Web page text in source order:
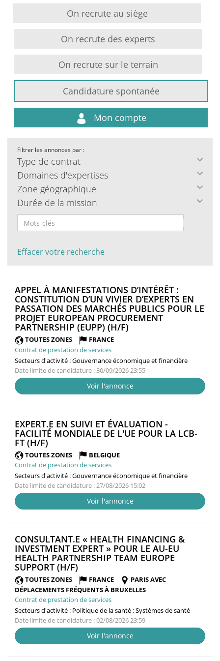
On recrute au siège
On recrute des experts
On recrute sur le terrain
Candidature spontanée
Mon compte
Filtrer les annonces par :
Type de contrat
Domaines d'expertises
Zone géographique
Durée de la mission
Effacer votre recherche
APPEL À MANIFESTATIONS D’INTÉRÊT :
CONSTITUTION D’UN VIVIER D’EXPERTS EN
PASSATION DES MARCHÉS PUBLICS POUR LE
PROJET EUROPEAN PROCUREMENT
PARTNERSHIP (EUPP) (H/F)
TOUTES ZONES
FRANCE
Contrat de prestation de services
Secteurs d'activité :Gouvernance économique et financière
Date limite de candidature : 30/09/2026 23:55
Voir l'annonce
EXPERT.E EN SUIVI ET ÉVALUATION -
FACILITÉ MONDIALE DE L'UE POUR LA LCB-
FT (H/F)
FENÊTRE)
TOUTES ZONES
BELGIQUE
Contrat de prestation de services
Secteurs d'activité :Gouvernance économique et financière
Date limite de candidature : 27/08/2026 15:02
Voir l'annonce
CONSULTANT.E « HEALTH FINANCING &
INVESTMENT EXPERT » POUR LE AU-EU
HEALTH PARTNERSHIP TEAM EUROPE
SUPPORT (H/F)
FENÊTRE)
TOUTES ZONES FRANCE
PARIS AVEC
DÉPLACEMENTS FRÉQUENTS À BRUXELLES
Contrat de prestation de services
Secteurs d'activité : Politique de la santé ; Systèmes de santé
Date limite de candidature : 02/08/2026 23:59
Voir l'annonce